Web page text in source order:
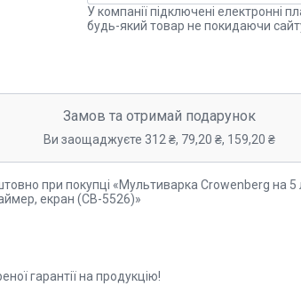
У компанії підключені електронні
будь-який товар не покидаючи
Замов та отримай подарунок
Ви заощаджуєте 312 ₴, 79,20 ₴, 159,20 ₴
при покупці «Мультиварка Crowenberg на 5
екран (CB-5526)»
гарантії на продукцію!